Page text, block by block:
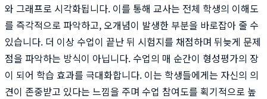
와 그래프로 시각화됩니다. 이를 통해 교사는 전체 학생의 이해도
를 즉각적으로 파악하고, 오개념이 발생한 부분을 바로잡아 줄 수
있습니다. 더 이상 수업이 끝난 뒤 시험지를 채점하며 뒤늦게 문제
점을 파악하는 방식이 아닙니다. 수업의 매 순간이 형성평가의 장
이 되어 학습 효과를 극대화합니다. 이는 학생들에게는 자신의 의
견이 존중받고 있다는 느낌을 주며 수업 참여도를 획기적으로 높